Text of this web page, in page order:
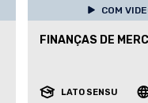
COM
FINANÇAS DE
LATO SENSU